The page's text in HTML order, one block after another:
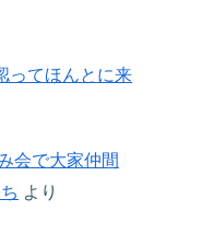
ってほんとに来
会で大家仲間
より